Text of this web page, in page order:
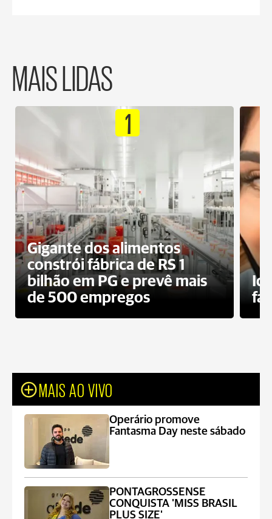
MAIS LIDAS
1
Gigante dos alimentos
constrói fábrica de RS 1
bilhão em PG e prevê mais
de 500 empregos
MAIS AO VIVO
Operário promove
Fantasma Day neste sábado
PONTAGROSSENSE
CONQUISTA 'MISS BRASIL
PLUS SIZE'